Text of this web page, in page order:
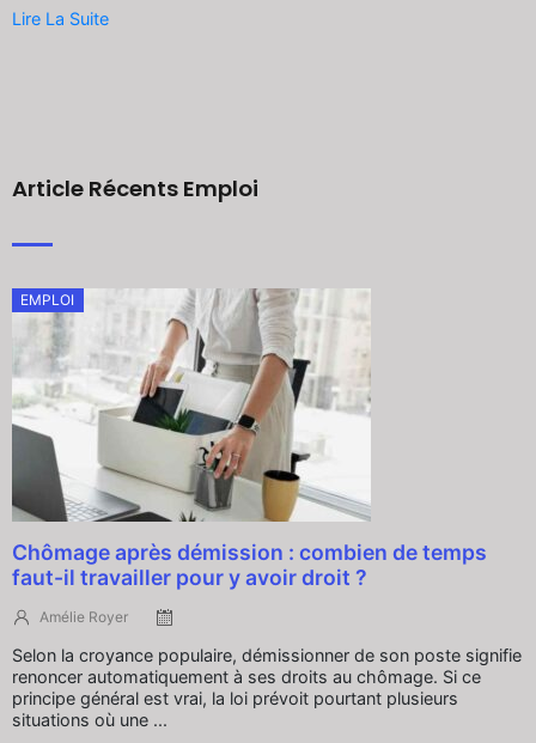
Lire La Suite
Article Récents Emploi
EMPLOI
Chômage après démission : combien de temps
faut-il travailler pour y avoir droit ?
Amélie Royer
Selon la croyance populaire, démissionner de son poste signifie
renoncer automatiquement à ses droits au chômage. Si ce
principe général est vrai, la loi prévoit pourtant plusieurs
situations où une ...